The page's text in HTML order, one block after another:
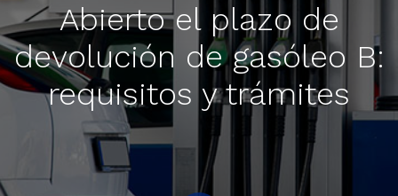
Abierto el plazo de
devolución de gasóleo B:
requisitos y trámites